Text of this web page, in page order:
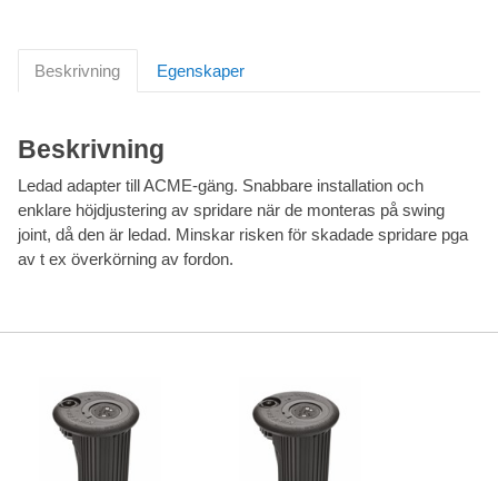
Beskrivning Egenskaper
Beskrivning
Ledad adapter till ACME-gäng. Snabbare installation och
enklare höjdjustering av spridare när de monteras på swing
joint, då den är ledad. Minskar risken för skadade spridare pga
av t ex överkörning av fordon.